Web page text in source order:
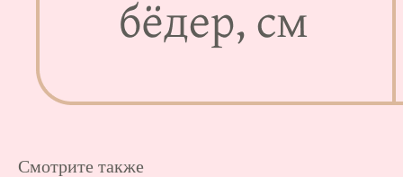
Смотрите также
Таблица размеров
Обмен и возврат
Каталог